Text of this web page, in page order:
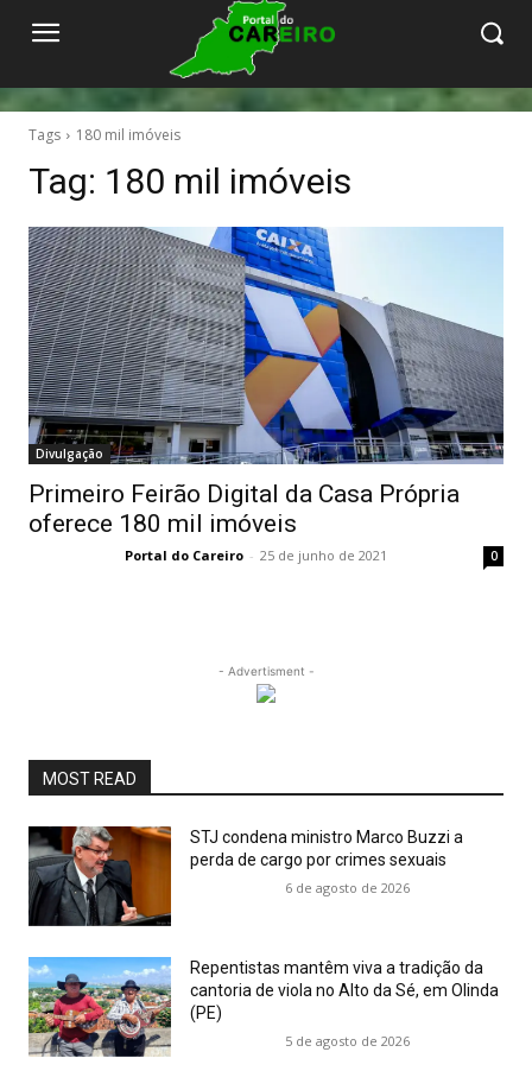
Tags 180 mil imóveis
Tag: 180 mil imóveis
Divulgação
Primeiro Feirão Digital da Casa Própria
oferece 180 mil imóveis
Portal do Careiro - 25 de junho de 2021 0
- Advertisment -
MOST READ
STJ condena ministro Marco Buzzi a
perda de cargo por crimes sexuais
6 de agosto de 2026
Repentistas mantêm viva a tradição da
cantoria de viola no Alto da Sé, em Olinda
(PE)
5 de agosto de 2026